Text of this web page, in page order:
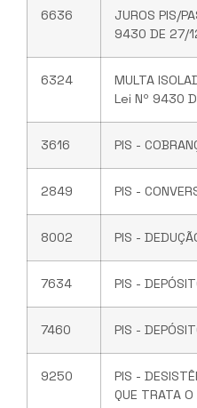
6636
JUROS PIS/
9430 DE 27/
6324
MULTA
Lei Nº 9430
3616 PIS -
2849 PIS -
8002 PIS -
7634 PIS -
7460 PIS -
9250
PIS -
QUE TRATA